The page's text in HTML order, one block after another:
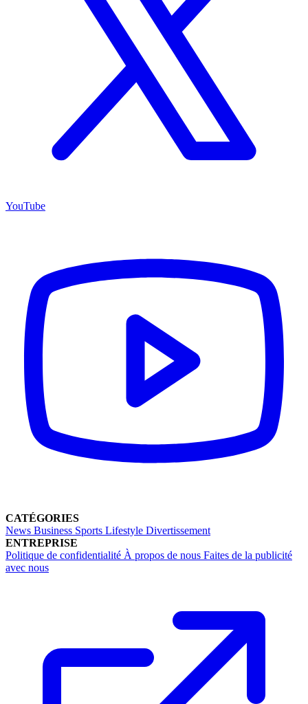
YouTube
CATÉGORIES
News Business Sports Lifestyle Divertissement
ENTREPRISE
Politique de confidentialité À propos de nous Faites de la publicité
avec nous